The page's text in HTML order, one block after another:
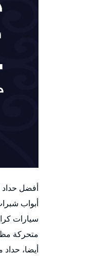
أفضل حداد
أبواب
سيارات
متحركة
أيضا،